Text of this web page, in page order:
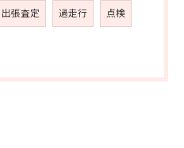
出張査定 過走行 点検